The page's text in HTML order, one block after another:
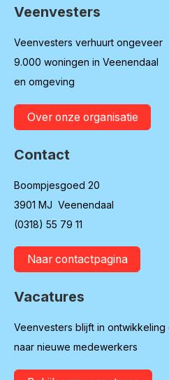
Contactinformatie
Veenvesters
Veenvesters verhuurt ongeveer
9.000 woningen in Veenendaal
en omgeving
Over onze organisatie
Contact
Boompjesgoed 20
3901 MJ Veenendaal
(0318) 55 79 11
Naar contactpagina
Vacatures
Veenvesters blijft in
naar nieuwe medewerkers